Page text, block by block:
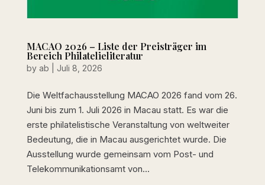
MACAO 2026 – Liste der Preisträger im
Bereich Philatelieliteratur
by ab Juli 8, 2026
Die Weltfachausstellung MACAO 2026 fand vom 26.
Juni bis zum 1. Juli 2026 in Macau statt. Es war die
erste philatelistische Veranstaltung von weltweiter
Bedeutung, die in Macau ausgerichtet wurde. Die
Ausstellung wurde gemeinsam vom Post- und
Telekommunikationsamt von...